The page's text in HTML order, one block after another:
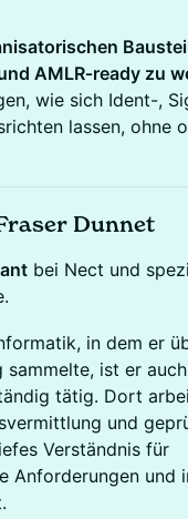
AMLR‑ready zu
wie sich Ident-,
lassen, ohne
Dunnet
bei Nect und
in dem er
ist er
tätig. Dort
und
Verständnis für
Anforderungen und